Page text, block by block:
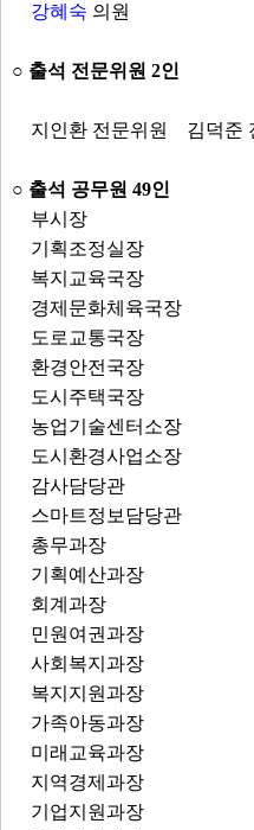
강혜숙 의원
○ 출석 전문위원 2인
지인환 전문위원 김덕준
○ 출석 공무원 49인
부시장
기획조정실장
복지교육국장
경제문화체육국장
도로교통국장
환경안전국장
도시주택국장
농업기술센터소장
도시환경사업소장
감사담당관
스마트정보담당관
총무과장
기획예산과장
회계과장
민원여권과장
사회복지과장
복지지원과장
가족아동과장
미래교육과장
지역경제과장
기업지원과장